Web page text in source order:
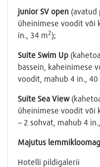
junior SV open (avatud
üheinimese voodit või
in., 34 m2);
Suite Swim Up
bassein, kaheinimese
voodit, mahub 4 in., 40
Suite Sea View
üheinimese voodit või
– 2 sohvat, mahub 4
Majutus
Hotelli pildigalerii